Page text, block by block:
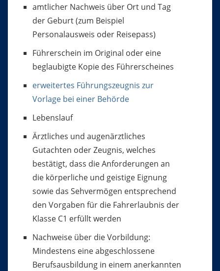
amtlicher Nachweis über Ort und Tag
der Geburt (zum Beispiel
Personalausweis oder Reisepass)
Führerschein im Original oder eine
beglaubigte Kopie des Führerscheines
erweitertes Führungszeugnis zur
Vorlage bei einer Behörde
Lebenslauf
Ärztliches und augenärztliches
Gutachten oder Zeugnis, welches
bestätigt, dass die Anforderungen an
die körperliche und geistige Eignung
sowie das Sehvermögen entsprechend
den Vorgaben für die Fahrerlaubnis der
Klasse C1 erfüllt werden
Nachweise über die Vorbildung:
Mindestens eine abgeschlossene
Berufsausbildung in einem anerkannten